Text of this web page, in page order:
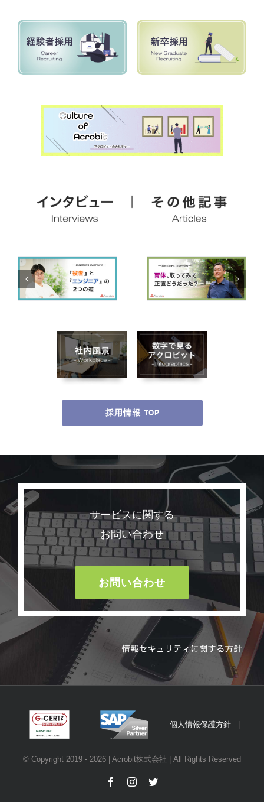
採用情報 TOP
サービスに関する
お問い合わせ
お問い合わせ
個人情報保護方針 |
© Copyright 2019 - 2026 | Acrobit株式会社 | All Rights Reserved
FacebookInstagramTwitter